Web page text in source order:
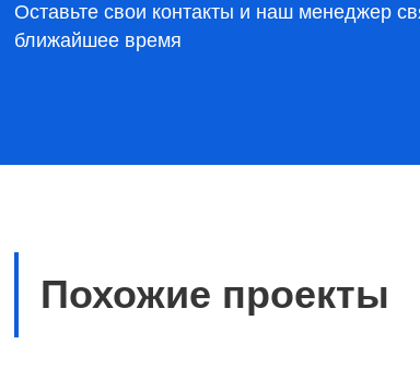
Оставьте свои контакты и наш менеджер
ближайшее время
Похожие проекты